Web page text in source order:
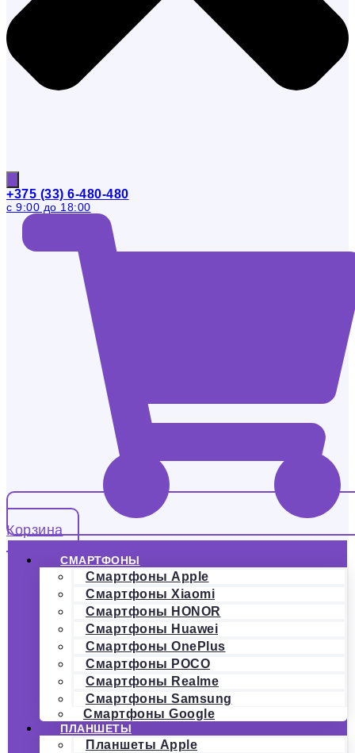
+375 (33) 6-480-480
с 9:00 до 18:00
Корзина
СМАРТФОНЫ
Смартфоны Apple
Смартфоны Xiaomi
Смартфоны HONOR
Смартфоны Huawei
Смартфоны OnePlus
Смартфоны POCO
Смартфоны Realme
Смартфоны Samsung
Смартфоны Google
ПЛАНШЕТЫ
Планшеты Apple